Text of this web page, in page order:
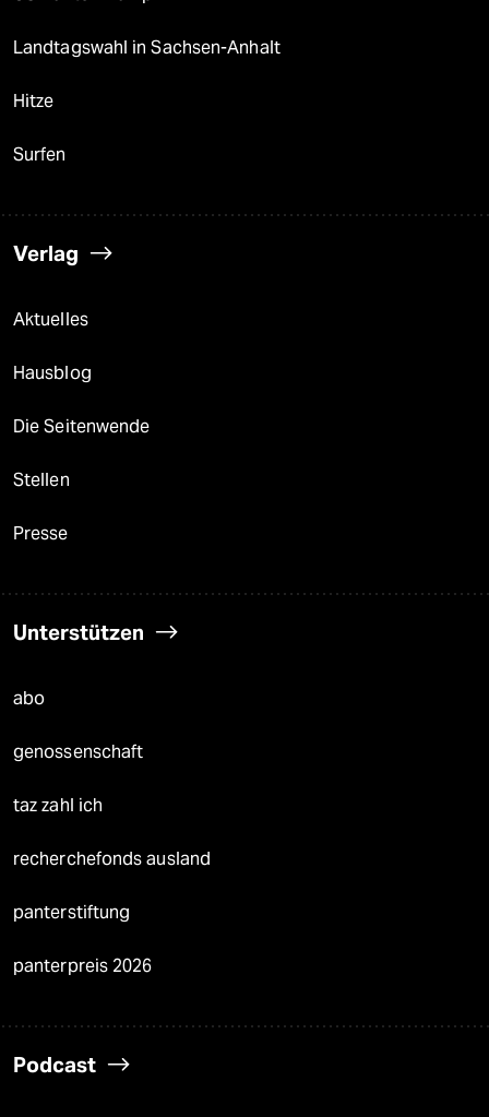
Landtagswahl in Sachsen-Anhalt
Hitze
Surfen
Verlag
Aktuelles
Hausblog
Die Seitenwende
Stellen
Presse
Unterstützen
abo
genossenschaft
taz zahl ich
recherchefonds ausland
panterstiftung
panterpreis 2026
Podcast